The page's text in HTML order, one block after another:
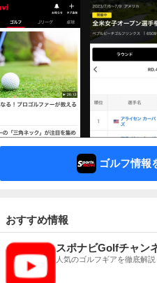
ゴルフ情報
おすすめ情報
スポナビGolfチャン
人気のゴルフギアを徹底解説